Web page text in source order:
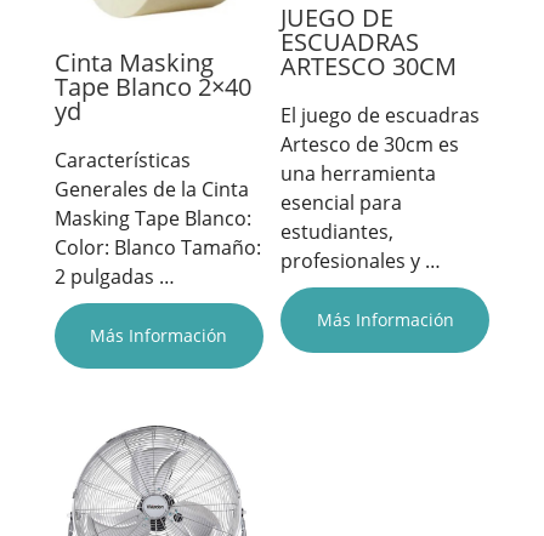
Cinta Masking
Tape Blanco 2×40
yd
Características
Generales de la Cinta
Masking Tape Blanco:
Color: Blanco Tamaño:
2 pulgadas …
Más Información
JUEGO DE
ESCUADRAS
ARTESCO 30CM
El juego de escuadras
Artesco de 30cm es
una herramienta
esencial para
estudiantes,
profesionales y …
Más Información